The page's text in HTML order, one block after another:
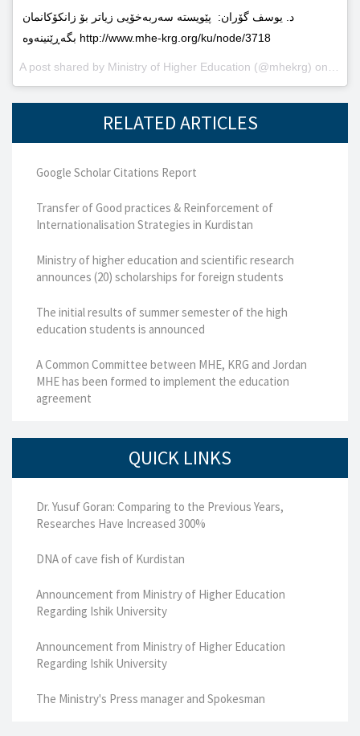
د. یوسف گۆران: پێویستە سەربەخۆیى زیاتر بۆ زانکۆکانمان
بگەڕێنینەوە http://www.mhe-krg.org/ku/node/3718
A post shared by Ministry of Higher Education (@mhekrg) on May
RELATED ARTICLES
Google Scholar Citations Report
Transfer of Good practices & Reinforcement of
Internationalisation Strategies in Kurdistan
Ministry of higher education and scientific research
announces (20) scholarships for foreign students
The initial results of summer semester of the high
education students is announced
A Common Committee between MHE, KRG and Jordan
MHE has been formed to implement the education
agreement
QUICK LINKS
Dr. Yusuf Goran: Comparing to the Previous Years,
Researches Have Increased 300%
DNA of cave fish of Kurdistan
Announcement from Ministry of Higher Education
Regarding Ishik University
Announcement from Ministry of Higher Education
Regarding Ishik University
The Ministry's Press manager and Spokesman